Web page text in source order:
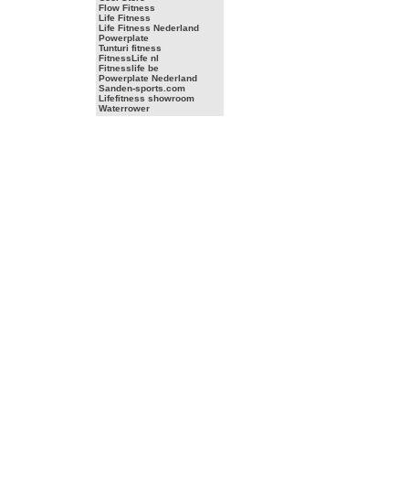
Flow Fitness
Life Fitness
Life Fitness Nederland
Powerplate
Tunturi fitness
FitnessLife nl
Fitnesslife be
Powerplate Nederland
Sanden-sports.com
Lifefitness showroom
Waterrower